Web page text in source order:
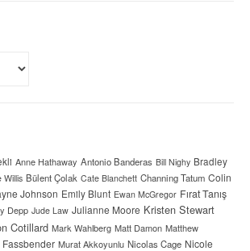
Anne Hathaway Antonio Banderas Bill Nighy Bradley
Willis Bülent Çolak Cate Blanchett Channing Tatum Colin
Johnson Emily Blunt Ewan McGregor Fırat Tanış
Depp Jude Law Julianne Moore Kristen Stewart
Cotillard Mark Wahlberg Matt Damon Matthew
Murat Akkoyunlu Nicolas Cage Nicole